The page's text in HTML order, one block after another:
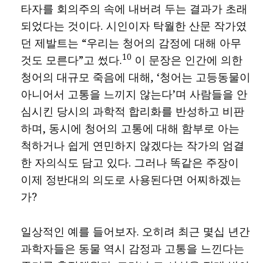
타자를 회의주의 속에 내버려 두는 결과가 초래
되었다는 것이다. 시인이자 탁월한 산문 작가였
던 제발트는 “우리는 청어의 감정에 대해 아무
것도 모른다”고 썼다.10 이 문장은 인간에 의한
청어의 대규모 죽음에 대해, ‘청어는 고등동물이
아니어서 고통을 느끼지 않는다’며 사람들을 안
심시킨 당시의 과학적 합리화를 반성하고 비판
하며, 동시에 청어의 고통에 대해 함부로 아는
척하거나 쉽게 연민하지 않겠다는 작가의 엄결
한 자의식도 담고 있다. 그러나 똑같은 주장이
이제 정반대의 의도로 사용된다면 어찌하겠는
가?
일상적인 예를 들어보자. 오히려 최근 몇십 년간
과학자들은 동물 역시 감정과 고통을 느낀다는